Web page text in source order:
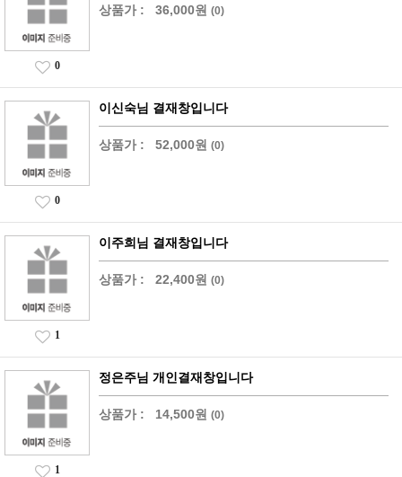
상품가 : 36,000원 (0)
0
이신숙님 결재창입니다
상품가 : 52,000원 (0)
0
이주희님 결재창입니다
상품가 : 22,400원 (0)
1
정은주님 개인결재창입니다
상품가 : 14,500원 (0)
1